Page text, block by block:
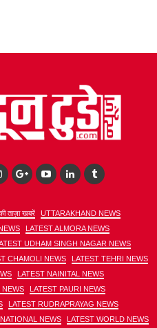
ताज़ा खबरें
UTTARAKHAND NEWS
LATEST ALMORA NEWS
UDHAM SINGH NAGAR NEWS
CHAMOLI NEWS
LATEST TEHRI NEWS
LATEST NAINITAL NEWS
NEWS
LATEST PAURI NEWS
LATEST RUDRAPRAYAG NEWS
NEWS LATEST WORLD NEWS